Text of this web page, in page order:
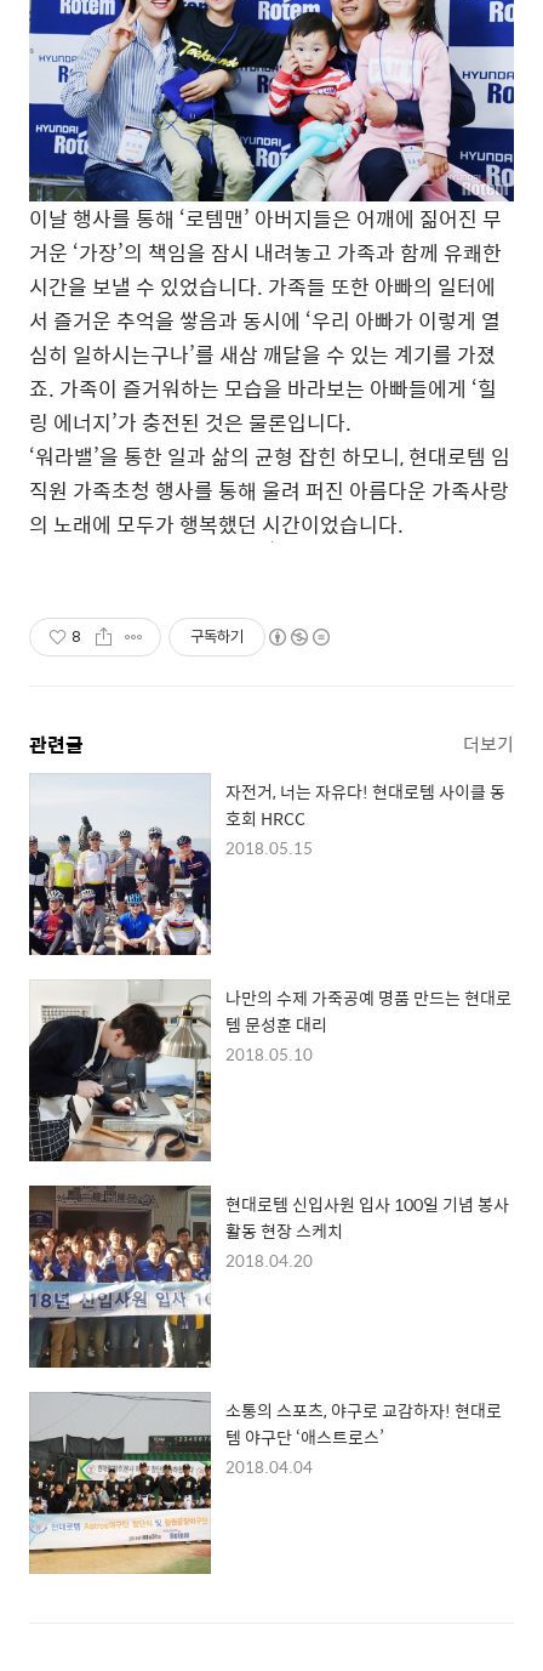
이날 행사를 통해 ‘로템맨’ 아버지들은 어깨에 짊어진 무
거운 ‘가장’의 책임을 잠시 내려놓고 가족과 함께 유쾌한
시간을 보낼 수 있었습니다. 가족들 또한 아빠의 일터에
서 즐거운 추억을 쌓음과 동시에 ‘우리 아빠가 이렇게 열
심히 일하시는구나’를 새삼 깨달을 수 있는 계기를 가졌
죠. 가족이 즐거워하는 모습을 바라보는 아빠들에게 ‘힐
링 에너지’가 충전된 것은 물론입니다.
‘워라밸’을 통한 일과 삶의 균형 잡힌 하모니, 현대로템 임
직원 가족초청 행사를 통해 울려 퍼진 아름다운 가족사랑
의 노래에 모두가 행복했던 시간이었습니다.
8 구독하기
관련글 더보기
자전거, 너는 자유다! 현대로템 사이클 동
호회 HRCC
2018.05.15
나만의 수제 가죽공예 명품 만드는 현대로
템 문성훈 대리
2018.05.10
현대로템 신입사원 입사 100일 기념 봉사
활동 현장 스케치
2018.04.20
소통의 스포츠, 야구로 교감하자! 현대로
템 야구단 ‘애스트로스’
2018.04.04